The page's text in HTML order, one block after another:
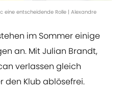
eine entscheidende Rolle | Alexandre
im Sommer einige
an. Mit Julian Brandt,
verlassen gleich
den Klub ablösefrei.